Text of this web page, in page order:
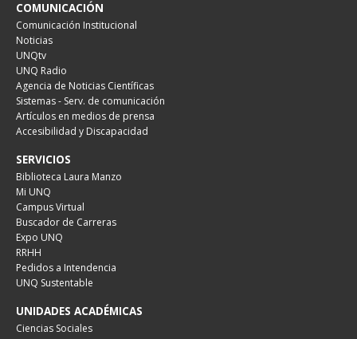
COMUNICACIÓN
Comunicación Institucional
Noticias
UNQtv
UNQ Radio
Agencia de Noticias Científicas
Sistemas - Serv. de comunicación
Artículos en medios de prensa
Accesibilidad y Discapacidad
SERVICIOS
Biblioteca Laura Manzo
Mi UNQ
Campus Virtual
Buscador de Carreras
Expo UNQ
RRHH
Pedidos a Intendencia
UNQ Sustentable
UNIDADES ACADÉMICAS
Ciencias Sociales